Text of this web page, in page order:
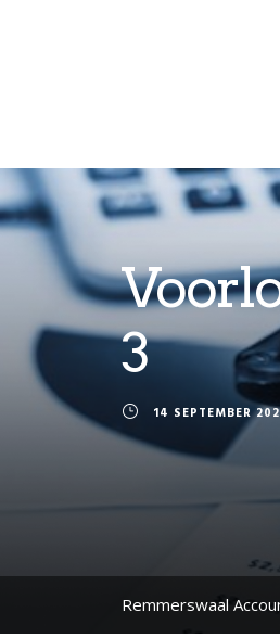
3
14 SEPTEMBER
Remmerswaal